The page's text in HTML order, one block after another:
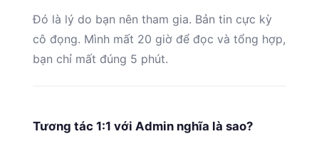
Đó là lý do bạn nên tham gia. Bản tin cực kỳ
cô đọng. Mình mất 20 giờ để đọc và tổng hợp,
bạn chỉ mất đúng 5 phút.
Tương tác 1:1 với Admin nghĩa là sao?